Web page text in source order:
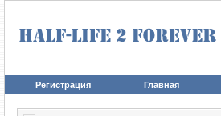
Регистрация Главная